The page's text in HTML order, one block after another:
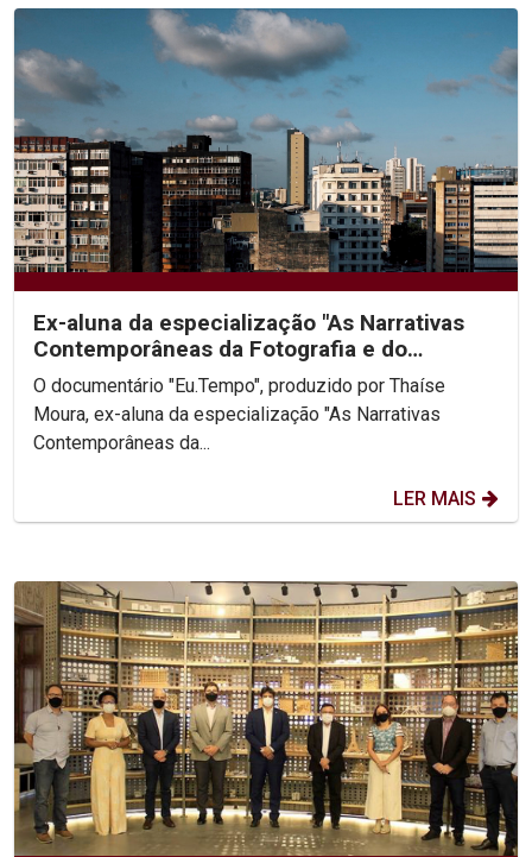
Ex-aluna da especialização "As Narrativas
Contemporâneas da Fotografia e do
Audiovisual" vence...
O documentário "Eu.Tempo", produzido por Thaíse
Moura, ex-aluna da especialização "As Narrativas
Contemporâneas da...
LER MAIS